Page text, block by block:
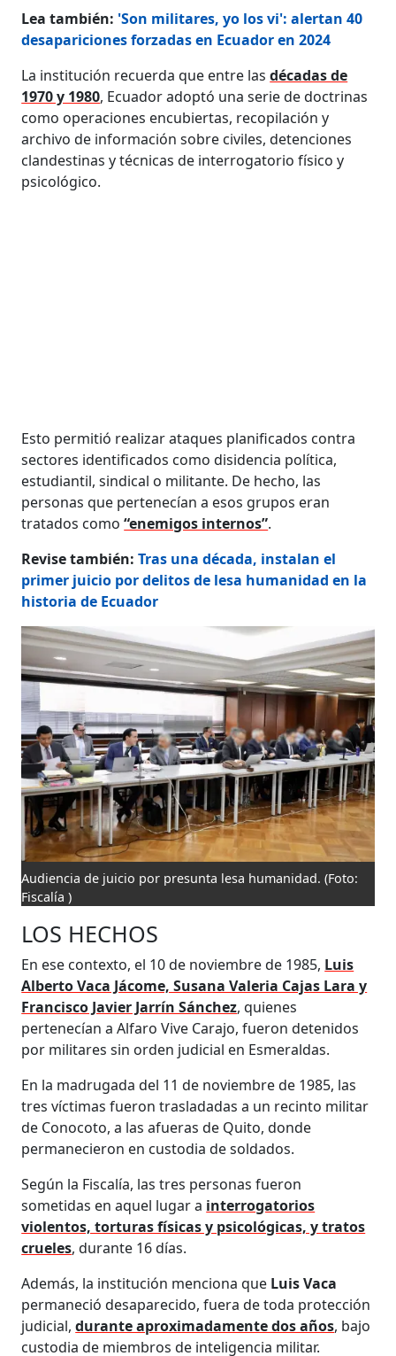
Lea también: 'Son militares, yo los vi': alertan 40
desapariciones forzadas en Ecuador en 2024
La institución recuerda que entre lasdécadas de
1970 y 1980, Ecuador adoptó una serie de doctrinas
como operaciones encubiertas, recopilación y
archivo de información sobre civiles, detenciones
clandestinas y técnicas de interrogatorio físico y
psicológico.
Esto permitió realizar ataques planificados contra
sectores identificados como disidencia política,
estudiantil, sindical o militante. De hecho, las
personas que pertenecían a esos grupos eran
tratados como“enemigos internos”.
Revise también:Tras una década, instalan el
primer juicio por delitos de lesa humanidad en la
historia de Ecuador
Audiencia de juicio por presunta lesa humanidad.(Foto:
Fiscalía )
LOS HECHOS
En ese contexto, el 10 de noviembre de 1985, Luis
Alberto Vaca Jácome, Susana Valeria Cajas Lara y
Francisco Javier Jarrín Sánchez, quienes
pertenecían a Alfaro Vive Carajo, fueron detenidos
por militares sin orden judicial en Esmeraldas.
En la madrugada del 11 de noviembre de 1985, las
tres víctimas fueron trasladadas a un recinto militar
de Conocoto, a las afueras de Quito, donde
permanecieron en custodia de soldados.
Según la Fiscalía, las tres personas fueron
sometidas en aquel lugar a interrogatorios
violentos, torturas físicas y psicológicas, y tratos
crueles, durante 16 días.
Además, la institución menciona que Luis Vaca
permaneció desaparecido, fuera de toda protección
judicial,durante aproximadamente dos años, bajo
custodia de miembros de inteligencia militar.